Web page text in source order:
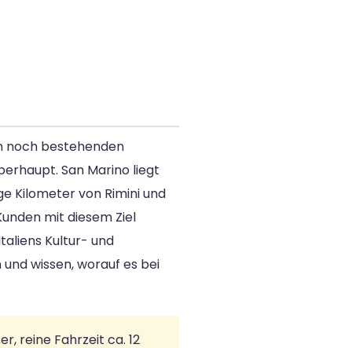
noch bestehenden
San Marino liegt
Kilometer von Rimini und
mit diesem Ziel
Kultur- und
wissen, worauf es bei
reine Fahrzeit ca. 12